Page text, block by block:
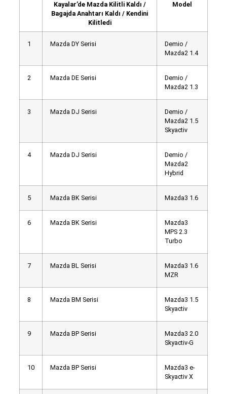
Kayalar’de Mazda Kilitli Kaldı /
Bagajda Anahtarı Kaldı / Kendini
Kilitledi
Model
1 Mazda DY Serisi
Demio /
Mazda2 1.4
2 Mazda DE Serisi
Demio /
Mazda2 1.3
3 Mazda DJ Serisi
Demio /
Mazda2 1.5
Skyactiv
4 Mazda DJ Serisi
Demio /
Mazda2
Hybrid
5 Mazda BK Serisi Mazda3 1.6
6 Mazda BK Serisi
Mazda3
MPS 2.3
Turbo
7 Mazda BL Serisi
Mazda3 1.6
MZR
8 Mazda BM Serisi
Mazda3 1.5
Skyactiv
9 Mazda BP Serisi
Mazda3 2.0
Skyactiv-G
10 Mazda BP Serisi
Mazda3 e-
Skyactiv X